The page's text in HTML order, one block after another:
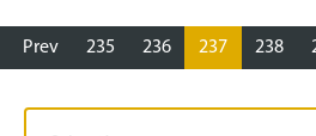
Prev 235 236 237 238